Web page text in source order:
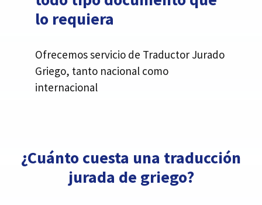
lo requiera
Ofrecemos servicio de Traductor Jurado
Griego, tanto nacional como
internacional
¿Cuánto cuesta una traducción
jurada de griego?